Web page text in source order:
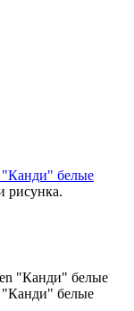
"Канди" белые
рисунка.
"Канди" белые